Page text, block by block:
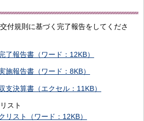
付規則に基づく完了報告をしてくださ
了報告書（ワード：12KB）
施報告書（ワード：8KB）
支決算書（エクセル：11KB）
リスト
リスト（ワード：12KB）